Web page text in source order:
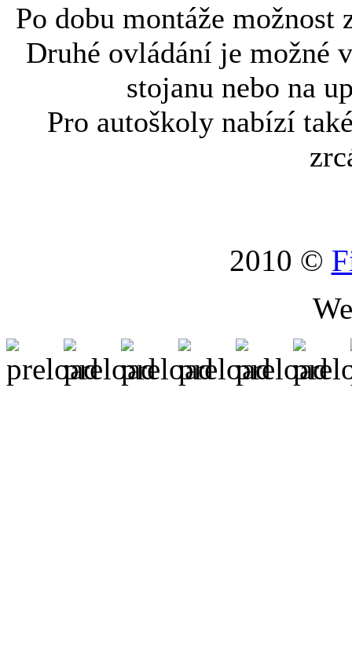
Po dobu montáže
Druhé ovládání je možné
stojanu nebo na
Pro autoškoly nabízí
2010 ©